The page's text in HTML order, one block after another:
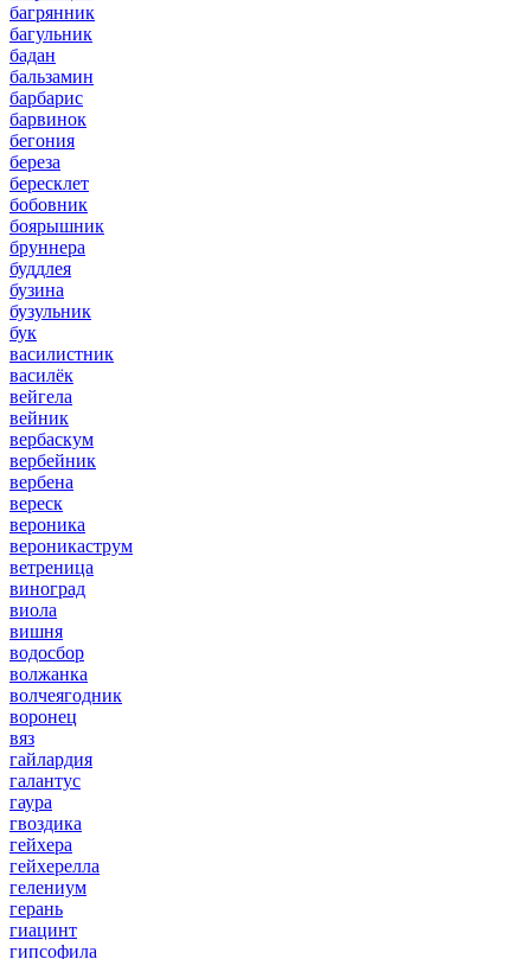
багрянник
багульник
бадан
бальзамин
барбарис
барвинок
бегония
береза
бересклет
бобовник
боярышник
бруннера
буддлея
бузина
бузульник
бук
василистник
василёк
вейгела
вейник
вербаскум
вербейник
вербена
вереск
вероника
вероникаструм
ветреница
виноград
виола
вишня
водосбор
волжанка
волчеягодник
воронец
вяз
гайлардия
галантус
гаура
гвоздика
гейхера
гейхерелла
гелениум
герань
гиацинт
гипсофила